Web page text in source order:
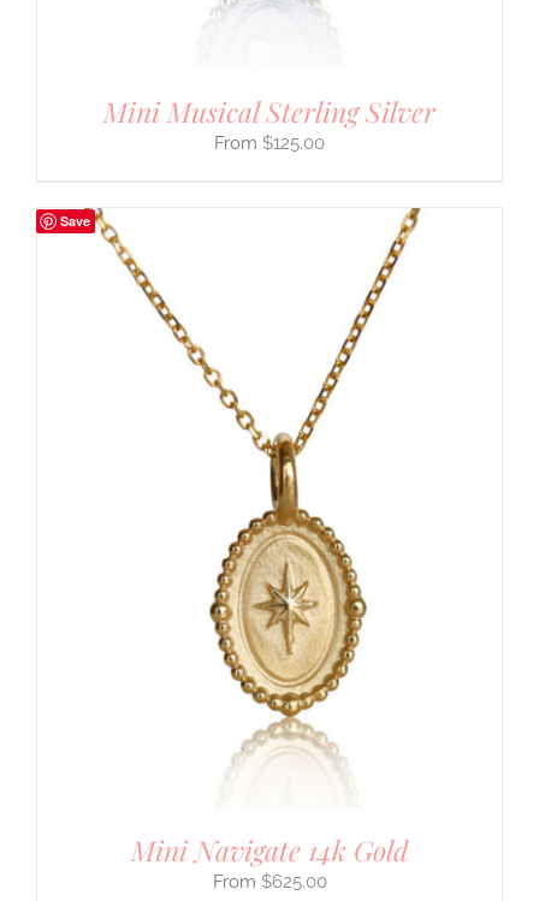
Mini Musical Sterling Silver
$125.00
Save
Mini Navigate 14k Gold
$625.00